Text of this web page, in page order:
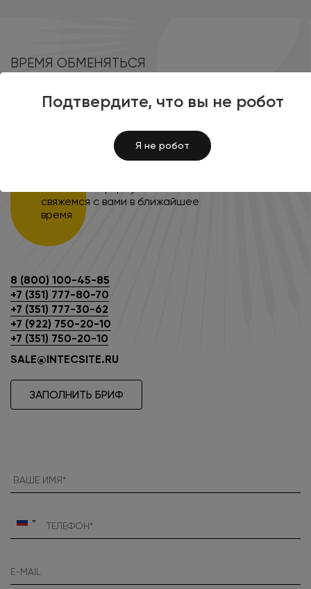
Подтвердите, что вы не робот
Я не робот
ВРЕМЯ ОБМЕНЯТЬСЯ
НАПИШИТЕ НАМ
свяжемся с вами в ближайшее
время
8 (800) 100-45-85
+7 (351) 777-80-70
+7 (351) 777-30-62
+7 (922) 750-20-10
+7 (351) 750-20-10
SALE@INTECSITE.RU
ЗАПОЛНИТЬ БРИФ
Россия